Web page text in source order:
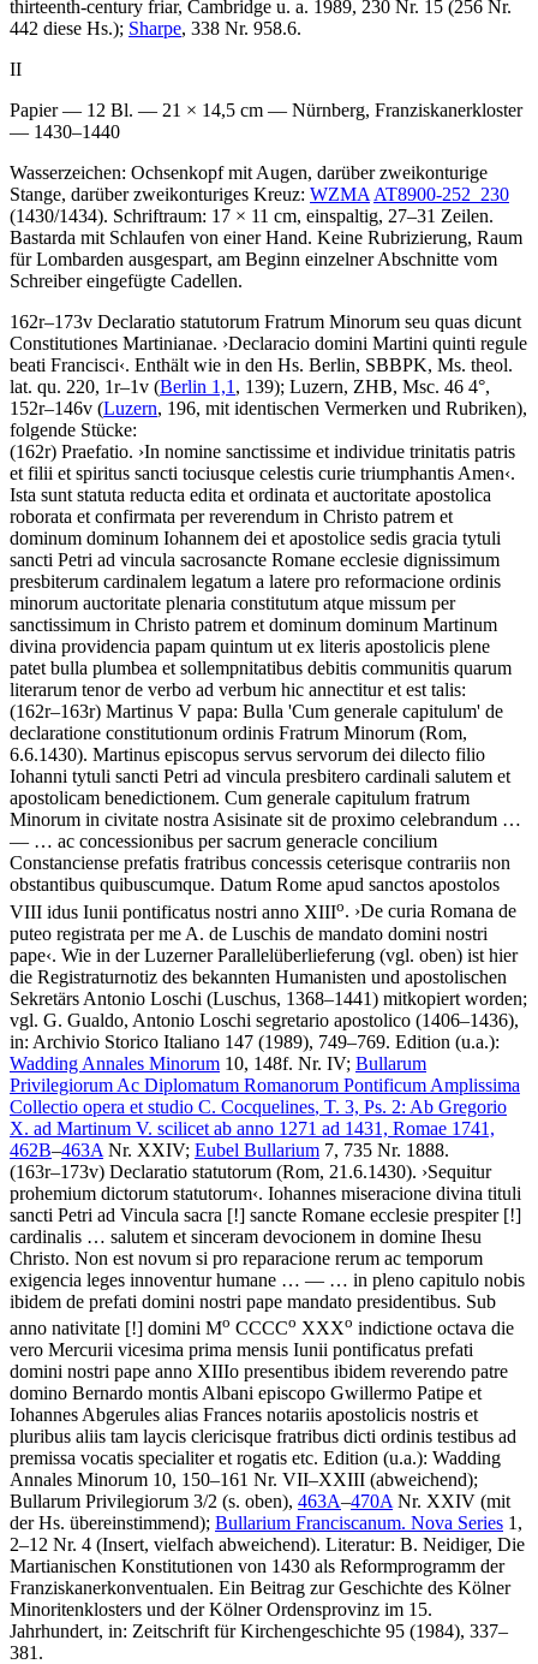
thirteenth-century friar, Cambridge u. a. 1989, 230 Nr. 15 (256 Nr.
442 diese Hs.); Sharpe, 338 Nr. 958.6.
II
Papier — 12 Bl. — 21 × 14,5 cm — Nürnberg, Franziskanerkloster
— 1430–1440
Wasserzeichen: Ochsenkopf mit Augen, darüber zweikonturige
Stange, darüber zweikonturiges Kreuz: WZMA AT8900-252_230
(1430/1434). Schriftraum: 17 × 11 cm, einspaltig, 27–31 Zeilen.
Bastarda mit Schlaufen von einer Hand. Keine Rubrizierung, Raum
für Lombarden ausgespart, am Beginn einzelner Abschnitte vom
Schreiber eingefügte Cadellen.
162r–173v Declaratio statutorum Fratrum Minorum seu quas dicunt
Constitutiones Martinianae. ›Declaracio domini Martini quinti regule
beati Francisci‹. Enthält wie in den Hs. Berlin, SBBPK, Ms. theol.
lat. qu. 220, 1r–1v (Berlin 1,1 , 139); Luzern, ZHB, Msc. 46 4°,
152r–146v (Luzern, 196, mit identischen Vermerken und Rubriken),
folgende Stücke:
(162r) Praefatio. ›In nomine sanctissime et individue trinitatis patris
et filii et spiritus sancti tociusque celestis curie triumphantis Amen‹.
Ista sunt statuta reducta edita et ordinata et auctoritate apostolica
roborata et confirmata per reverendum in Christo patrem et
dominum dominum Iohannem dei et apostolice sedis gracia tytuli
sancti Petri ad vincula sacrosancte Romane ecclesie dignissimum
presbiterum cardinalem legatum a latere pro reformacione ordinis
minorum auctoritate plenaria constitutum atque missum per
sanctissimum in Christo patrem et dominum dominum Martinum
divina providencia papam quintum ut ex literis apostolicis plene
patet bulla plumbea et sollempnitatibus debitis communitis quarum
literarum tenor de verbo ad verbum hic annectitur et est talis:
(162r–163r) Martinus V papa: Bulla 'Cum generale capitulum' de
declaratione constitutionum ordinis Fratrum Minorum (Rom,
6.6.1430). Martinus episcopus servus servorum dei dilecto filio
Iohanni tytuli sancti Petri ad vincula presbitero cardinali salutem et
apostolicam benedictionem. Cum generale capitulum fratrum
Minorum in civitate nostra Asisinate sit de proximo celebrandum …
— … ac concessionibus per sacrum generacle concilium
Constanciense prefatis fratribus concessis ceterisque contrariis non
obstantibus quibuscumque. Datum Rome apud sanctos apostolos
VIII idus Iunii pontificatus nostri anno XIIIo. ›De curia Romana de
puteo registrata per me A. de Luschis de mandato domini nostri
pape‹. Wie in der Luzerner Parallelüberlieferung (vgl. oben) ist hier
die Registraturnotiz des bekannten Humanisten und apostolischen
Sekretärs Antonio Loschi (Luschus, 1368–1441) mitkopiert worden;
vgl. G. Gualdo, Antonio Loschi segretario apostolico (1406–1436),
in: Archivio Storico Italiano 147 (1989), 749–769. Edition (u.a.):
Wadding Annales Minorum 10, 148f. Nr. IV; Bullarum
Privilegiorum Ac Diplomatum Romanorum Pontificum Amplissima
Collectio opera et studio C. Cocquelines, T. 3, Ps. 2: Ab Gregorio
X. ad Martinum V. scilicet ab anno 1271 ad 1431, Romae 1741,
462B–463A Nr. XXIV; Eubel Bullarium 7, 735 Nr. 1888.
(163r–173v) Declaratio statutorum (Rom, 21.6.1430). ›Sequitur
prohemium dictorum statutorum‹. Iohannes miseracione divina tituli
sancti Petri ad Vincula sacra [!] sancte Romane ecclesie prespiter[!]
cardinalis … salutem et sinceram devocionem in domine Ihesu
Christo. Non est novum si pro reparacione rerum ac temporum
exigencia leges innoventur humane … — … in pleno capitulo nobis
ibidem de prefati domini nostri pape mandato presidentibus. Sub
anno nativitate [!] domini Mo CCCCo XXXo indictione octava die
vero Mercurii vicesima prima mensis Iunii pontificatus prefati
domini nostri pape anno XIIIo presentibus ibidem reverendo patre
domino Bernardo montis Albani episcopo Gwillermo Patipe et
Iohannes Abgerules alias Frances notariis apostolicis nostris et
pluribus aliis tam laycis clericisque fratribus dicti ordinis testibus ad
premissa vocatis specialiter et rogatis etc. Edition (u.a.): Wadding
Annales Minorum 10, 150–161 Nr. VII–XXIII (abweichend);
Bullarum Privilegiorum 3/2 (s. oben), 463A–470A Nr. XXIV (mit
der Hs. übereinstimmend); Bullarium Franciscanum. Nova Series 1,
2–12 Nr. 4 (Insert, vielfach abweichend). Literatur: B. Neidiger, Die
Martianischen Konstitutionen von 1430 als Reformprogramm der
Franziskanerkonventualen. Ein Beitrag zur Geschichte des Kölner
Minoritenklosters und der Kölner Ordensprovinz im 15.
Jahrhundert, in: Zeitschrift für Kirchengeschichte 95 (1984), 337–
381.